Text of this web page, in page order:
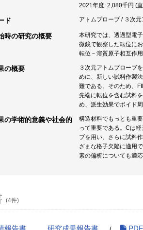
2021年度: 2,080千円 (
ド アトムプローブ / ３次
時の研究の概要
本研究では、透過型電
微鏡で観察した転位に
転位－溶質原子相互作
の概要
３次元アトムプローブ
めに、新しい試料作製
難である。そのため、
先端に転位を含む試料
め、派生効果でボイド
の学術的意義や社会的
構造材料でもっとも重
って重要である。Cは
ブを用い、さらに試料
ざまな格子欠陥に適用
素の偏析についても適
(4件)